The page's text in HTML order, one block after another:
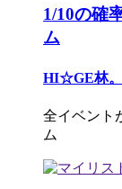
1/10の確
ム
HI☆GE林。
全イベント
ム